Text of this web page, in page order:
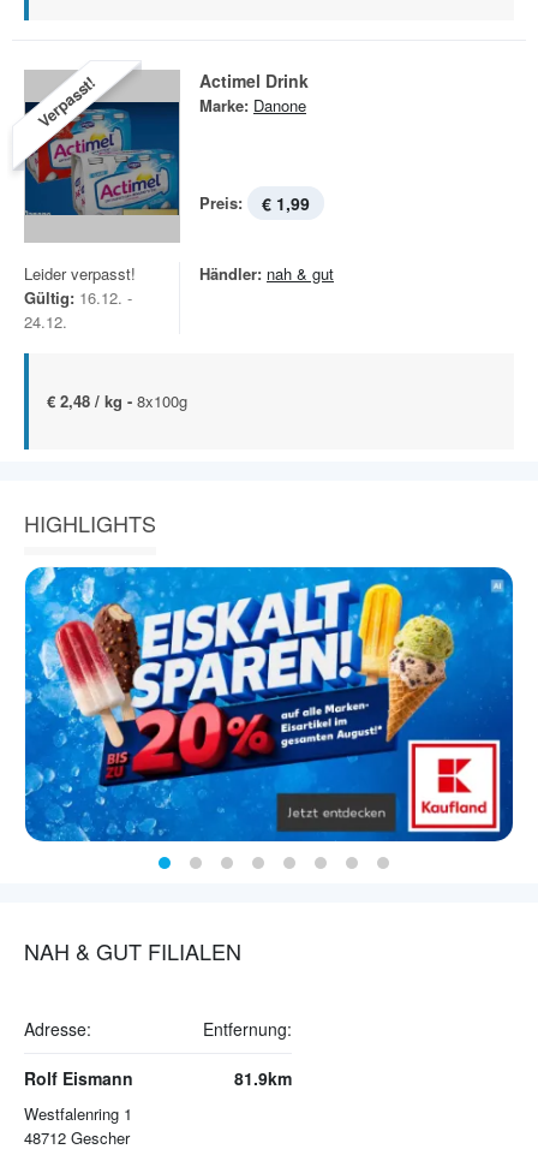
Verpasst! Actimel Drink
Marke: Danone
Preis: € 1,99
Leider verpasst!
Gültig: 16.12. -
24.12.
Händler: nah & gut
€ 2,48 / kg - 8x100g
HIGHLIGHTS
NAH & GUT FILIALEN
Adresse: Entfernung:
Rolf Eismann
Westfalenring 1
48712 Gescher
81.9km